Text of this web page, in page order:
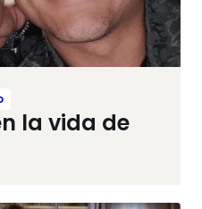
la vida de